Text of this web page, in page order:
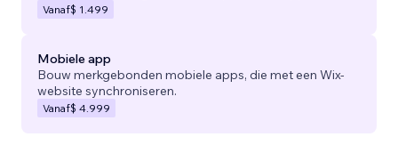
Vanaf$ 1.499
Mobiele app
Bouw merkgebonden mobiele apps, die met een Wix-
website synchroniseren.
Vanaf$ 4.999